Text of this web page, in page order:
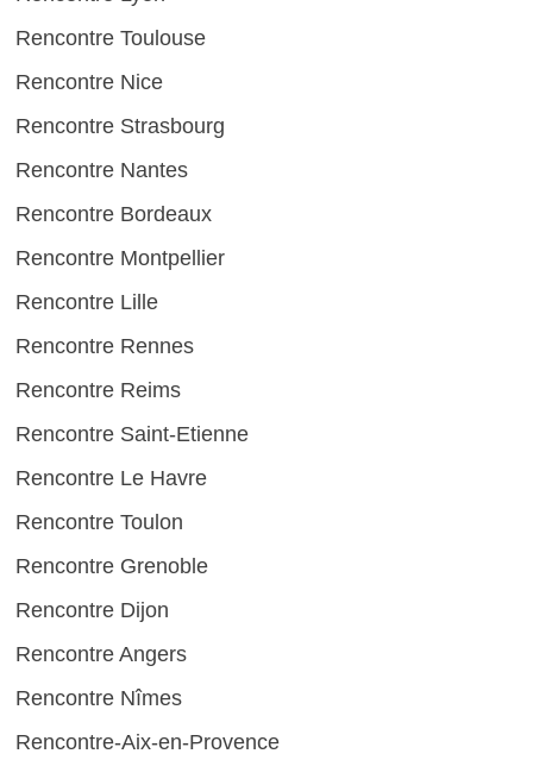
Rencontre Toulouse
Rencontre Nice
Rencontre Strasbourg
Rencontre Nantes
Rencontre Bordeaux
Rencontre Montpellier
Rencontre Lille
Rencontre Rennes
Rencontre Reims
Rencontre Saint-Etienne
Rencontre Le Havre
Rencontre Toulon
Rencontre Grenoble
Rencontre Dijon
Rencontre Angers
Rencontre Nîmes
Rencontre-Aix-en-Provence